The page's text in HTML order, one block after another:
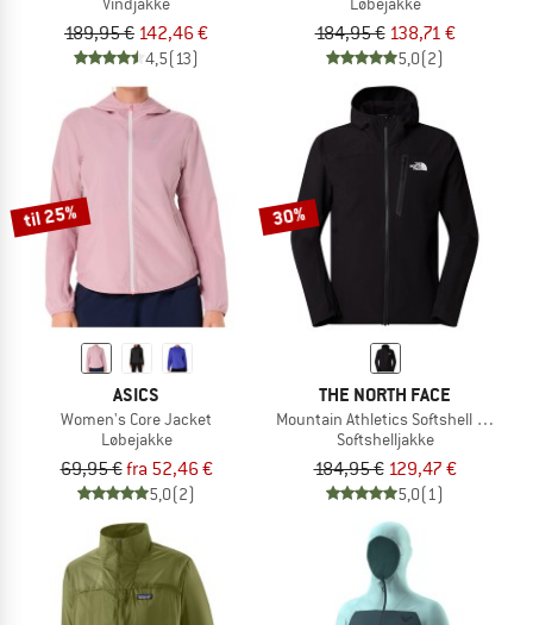
189,95 € 142,46 €
4,5(13)
184,95 € 138,71 €
5,0(2)
til 25%
ASICS
Women's Core Jacket
Løbejakke
69,95 €fra 52,46 €
5,0(2)
30%
THE NORTH FACE
Mountain Athletics Softshell Jacket
Softshelljakke
184,95 € 129,47 €
5,0(1)